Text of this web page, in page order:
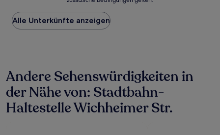
Preis
pro
Nacht,
24 Stunden
für
einen
Aufenthalt
mit
Alle Unterkünfte anzeigen
Andere Sehenswürdigkeiten in
der Nähe von: Stadtbahn-
Haltestelle Wichheimer Str.